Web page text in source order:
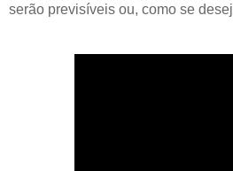
serão previsíveis ou, como se